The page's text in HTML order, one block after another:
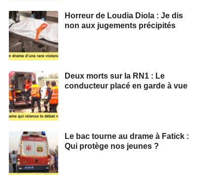
Horreur de Loudia Diola : Je dis
non aux jugements précipités
Deux morts sur la RN1 : Le
conducteur placé en garde à vue
Le bac tourne au drame à Fatick :
Qui protège nos jeunes ?